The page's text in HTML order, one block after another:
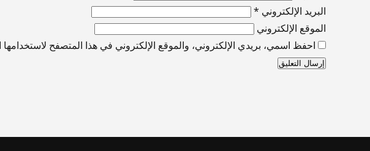
البريد الإلكتروني *
الموقع الإلكتروني
احفظ اسمي، بريدي الإلكتروني، والموقع الإلكتروني في هذا المتصفح لاستخدامها